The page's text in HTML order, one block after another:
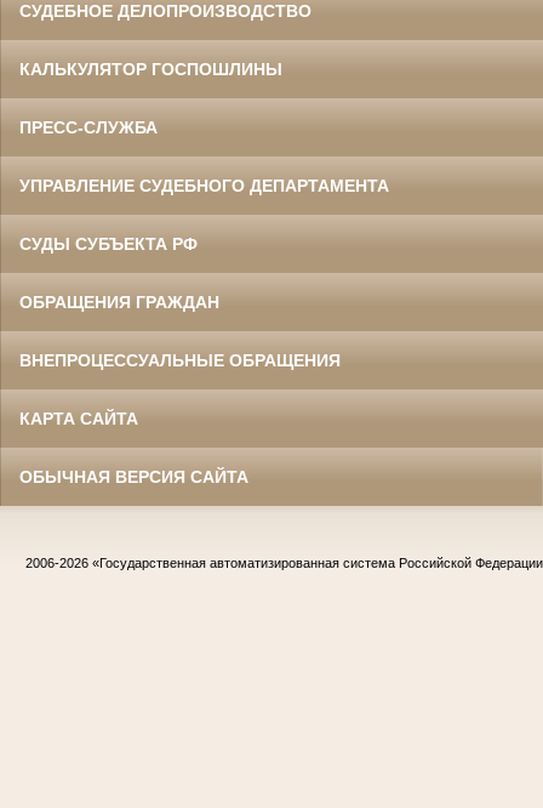
СУДЕБНОЕ ДЕЛОПРОИЗВОДСТВО
КАЛЬКУЛЯТОР ГОСПОШЛИНЫ
ПРЕСС-СЛУЖБА
УПРАВЛЕНИЕ СУДЕБНОГО ДЕПАРТАМЕНТА
СУДЫ СУБЪЕКТА РФ
ОБРАЩЕНИЯ ГРАЖДАН
ВНЕПРОЦЕССУАЛЬНЫЕ ОБРАЩЕНИЯ
КАРТА САЙТА
ОБЫЧНАЯ ВЕРСИЯ САЙТА
2006-2026 «Государственная автоматизированная система Российской